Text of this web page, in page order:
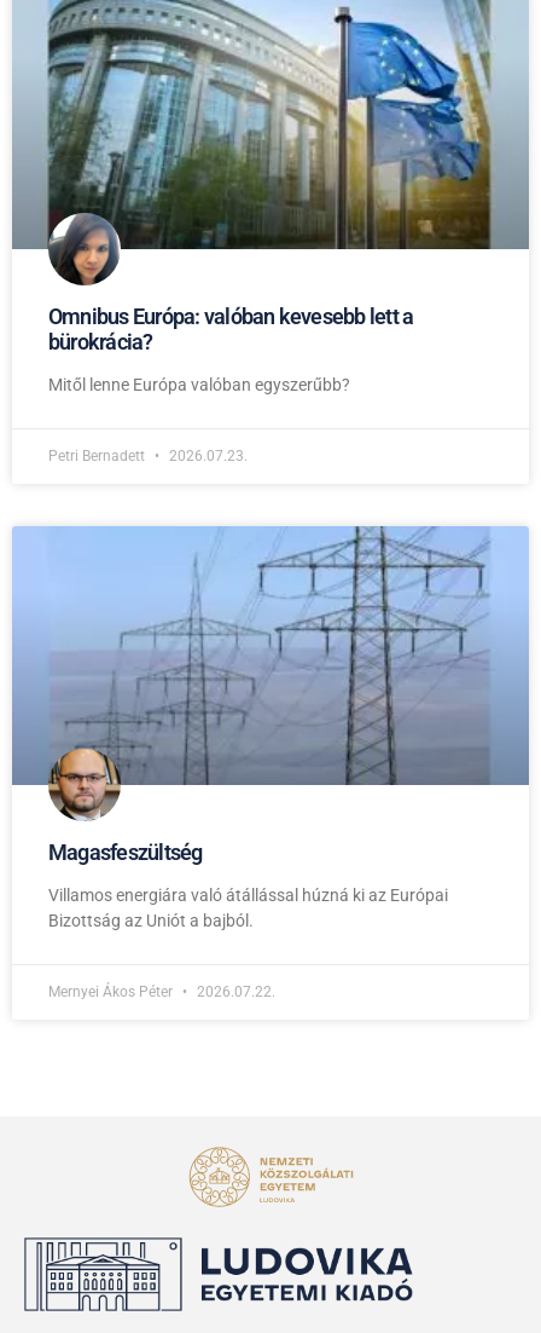
Omnibus Európa: valóban kevesebb lett a
bürokrácia?
Mitől lenne Európa valóban egyszerűbb?
Petri Bernadett 2026.07.23.
Magasfeszültség
Villamos energiára való átállással húzná ki az Európai
Bizottság az Uniót a bajból.
Mernyei Ákos Péter 2026.07.22.